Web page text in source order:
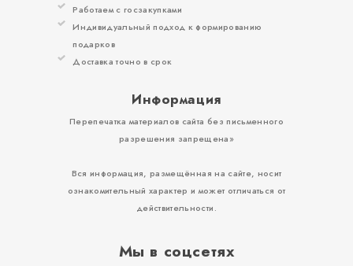
Мы в соцсетях
Работаем с госзакупками
Индивидуальный подход к формированию
подарков
Доставка точно в срок
Информация
Перепечатка материалов сайта без письменного
разрешения запрещена»
Вся информация, размещённая на сайте, носит
ознакомительный характер и может отличаться от
действительности.